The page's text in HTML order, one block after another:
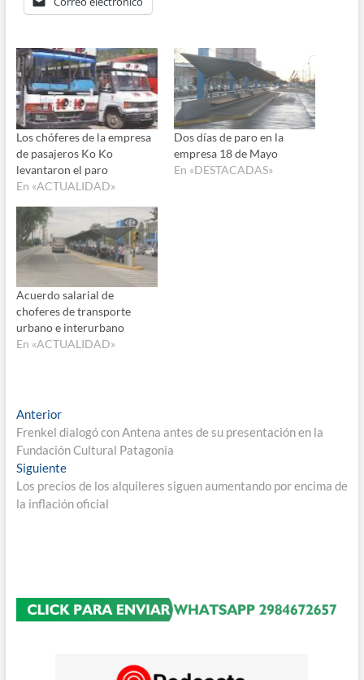
Los chóferes de la empresa
de pasajeros Ko Ko
levantaron el paro
En «ACTUALIDAD»
Dos días de paro en la
empresa 18 de Mayo
En «DESTACADAS»
Acuerdo salarial de
choferes de transporte
urbano e interurbano
En «ACTUALIDAD»
Navegación
de
entradas
AnteriorEntrada
anterior:
Frenkel dialogó con Antena antes de su presentación en la
Fundación Cultural Patagonia
SiguienteEntrada
siguiente:
Los precios de los alquileres siguen aumentando por encima de
la inflación oficial